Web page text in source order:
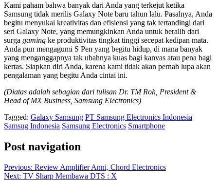
Kami paham bahwa banyak dari Anda yang terkejut ketika
Samsung tidak merilis Galaxy Note baru tahun lalu. Pasalnya, Anda
begitu menyukai kreativitas dan efisiensi yang tak tertandingi dari
seri Galaxy Note, yang memungkinkan Anda untuk beralih dari
surga gaming ke produktivitas tingkat tinggi secepat kedipan mata.
Anda pun mengagumi S Pen yang begitu hidup, di mana banyak
yang menganggapnya tak ubahnya kuas bagi kanvas atau pena bagi
kertas. Siapkan diri Anda, karena kami tidak akan pernah lupa akan
pengalaman yang begitu Anda cintai ini.
(Diatas adalah sebagian dari tulisan Dr. TM Roh, President &
Head of MX Business, Samsung Electronics)
Tagged: Galaxy Samsung PT Samsung Electronics Indonesia
Samsug Indonesia Samsung Electronics Smartphone
Post navigation
Previous: Review Amplifier Anni, Chord Electronics
Next: TV Sharp Membawa DTS : X